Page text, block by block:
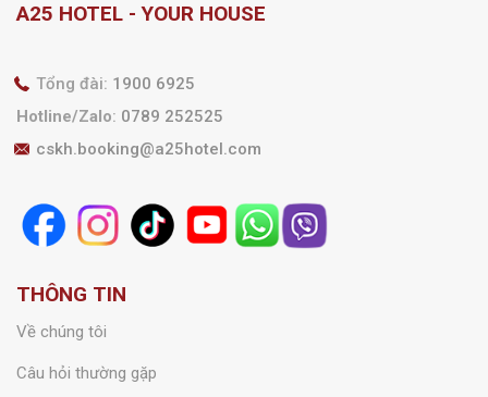
A25 HOTEL - YOUR HOUSE
Tổng đài: 1900 6925
Hotline/Zalo: 0789 252525
cskh.booking@a25hotel.com
THÔNG TIN
Về chúng tôi
Câu hỏi thường gặp